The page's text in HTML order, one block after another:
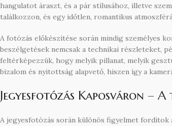
hangulatot áraszt, és a pár stílusához, illetve
találkozzon, és egy időtlen, romantikus
A fotózás előkészítése során mindig személyes
beszélgetések nemcsak a technikai részleteket,
feltérképezzük, hogy melyik pillanat, melyik
bizalom és nyitottság alapvető, hiszen így a
Jegyesfotózás Kaposváron –
A jegyesfotózás során különös figyelmet